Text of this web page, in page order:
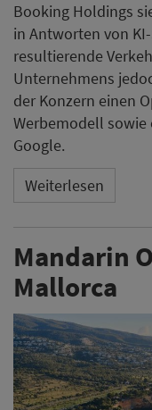
Booking Holdings
in Antworten von
resultierende
Unternehmens
der Konzern einen
Werbemodell
Google.
Weiterlesen
Mandarin
Mallorca